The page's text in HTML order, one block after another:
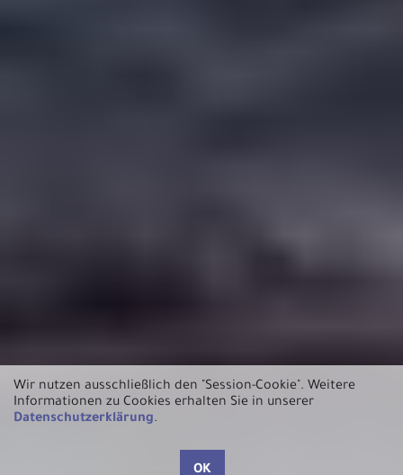
Wir nutzen ausschließlich den "Session-Cookie". Weitere
Informationen zu Cookies erhalten Sie in unserer
Datenschutzerklärung.
OK